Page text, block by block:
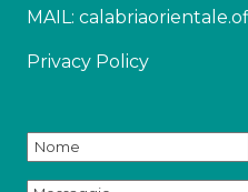
MAIL:
Privacy Policy